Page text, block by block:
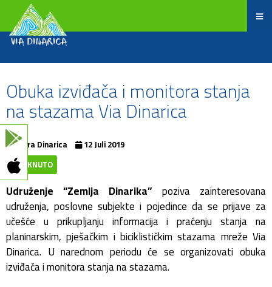
Obuka izviđača i monitora stanja
na stazama Via Dinarica
Terra Dinarica
12 Juli 2019
ISTAKNUTO
Udruženje “Zemlja Dinarika” poziva zainteresovana
udruženja, poslovne subjekte i pojedince da se prijave za
učešće u prikupljanju informacija i praćenju stanja na
planinarskim, pješačkim i biciklističkim stazama mreže Via
Dinarica. U narednom periodu će se organizovati obuka
izviđača i monitora stanja na stazama.